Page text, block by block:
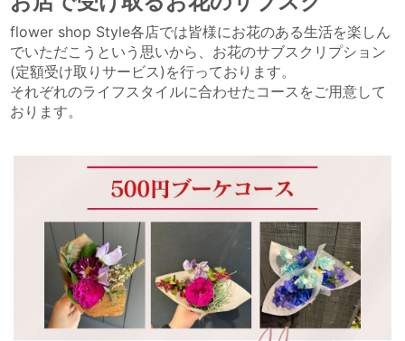
flower shop Style各店では皆様にお花のある生活を楽しん
でいただこうという思いから、お花のサブスクリプション
(定額受け取りサービス)を行っております。
それぞれのライフスタイルに合わせたコースをご用意して
おります。